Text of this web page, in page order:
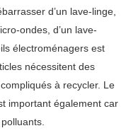
d’un lave-linge,
ondes, d’un lave-
électroménagers est
nécessitent des
à recycler. Le
important également car